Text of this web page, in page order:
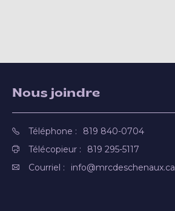
Nous joindre
Téléphone :
819 840-0704
Télécopieur :
819 295-5117
Courriel :
info@mrcdeschenaux.ca